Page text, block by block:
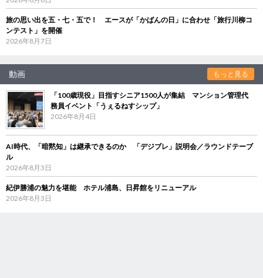
旅の思い出を五・七・五で！ エースが「かばんの日」に合わせ「旅行川柳コ
ンテスト」を開催
2026年8月7日
動画 もっと見る
「100歳現役」目指すシニア1500人が集結 マンション管理代
務員イベント「うぇるねすシップ」
2026年8月4日
AI時代、「暗黙知」は継承できるのか 「デジブレ」説明会／ラウンドテーブ
ル
2026年8月3日
紀伊勝浦の魅力を堪能 ホテル浦島、日昇館をリニューアル
2026年8月3日